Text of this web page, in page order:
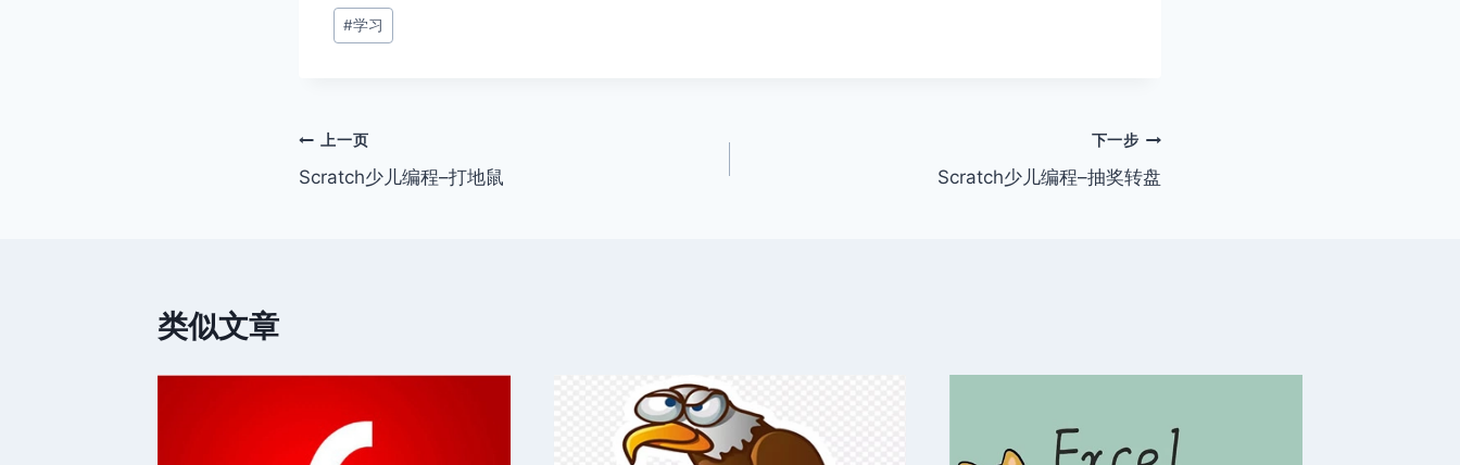
文
章
#学习
文
章
上一页
Scratch少儿编程–打地鼠
下一步
Scratch少儿编程–抽奖转盘
类似文章